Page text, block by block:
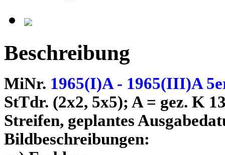
Beschreibung
MiNr. 1965(I)A - 1965(III)A
StTdr. (2x2, 5x5); A = gez. K
Streifen, geplantes
Bildbeschreibungen: